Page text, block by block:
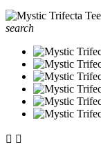
search
 